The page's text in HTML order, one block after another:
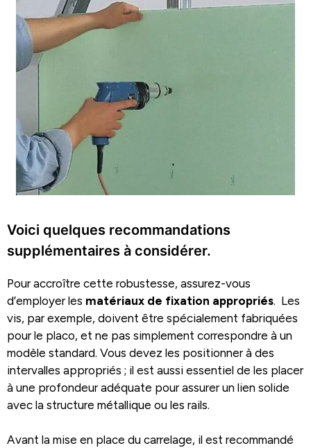
Voici quelques recommandations
supplémentaires à considérer.
Pour accroître cette robustesse, assurez-vous
d’employer les matériaux de fixation appropriés. Les
vis, par exemple, doivent être spécialement fabriquées
pour le placo, et ne pas simplement correspondre à un
modèle standard. Vous devez les positionner à des
intervalles appropriés ; il est aussi essentiel de les placer
à une profondeur adéquate pour assurer un lien solide
avec la structure métallique ou les rails.
Avant la mise en place du carrelage, il est recommandé